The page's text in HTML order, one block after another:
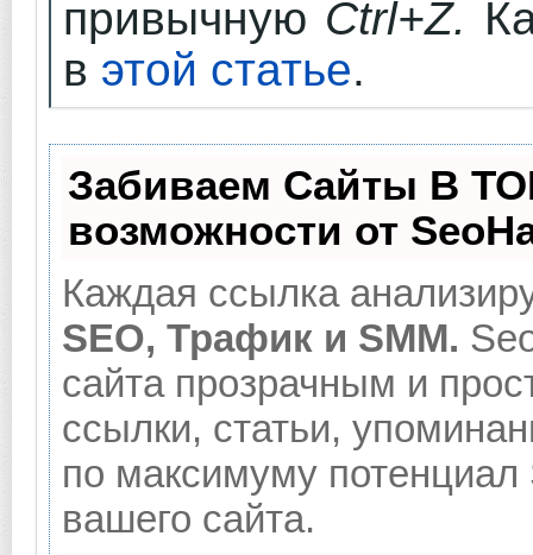
привычную Ctrl+Z.
в этой статье.
Забиваем Сайты В
возможности от
Каждая ссылка
SEO, Трафик и SMM.
сайта прозрачным и
ссылки, статьи,
по максимуму
вашего сайта.